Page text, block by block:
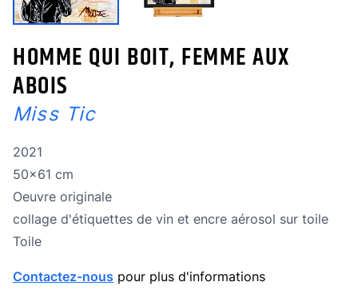
HOMME QUI BOIT, FEMME AUX
ABOIS
Miss Tic
Année de réalisation
2021
Dimensions
50x61 cm
Oeuvre originale
Oeuvre originale
Technique
collage d'étiquettes de vin et encre aérosol sur toile
Technique
Toile
Contactez-nous pour plus d'informations